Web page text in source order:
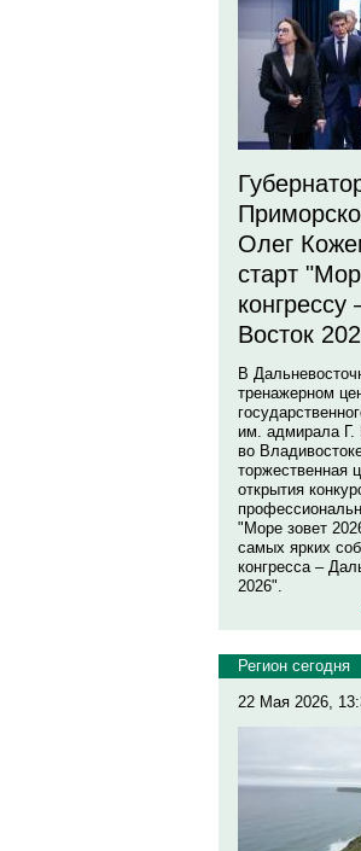
Олег
старт
Восток
В
тренажерном
им. адмирала Г.
во
торжественная
открытия
"Море зовет
самых ярких
конгресса –
2026".
Регион сегодня
22 Мая 2026,